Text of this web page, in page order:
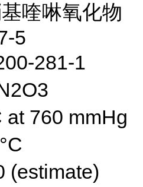
喹啉氧化物
5
281-1
at 760 mmHg
(estimate)